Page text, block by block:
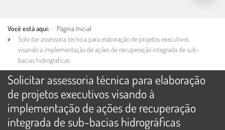
Você está aqui:
Página Inicial
Solicitar assessoria técnica para elaboração de projetos executivos
visando à implementação de ações de recuperação integrada de sub-
bacias hidrográficas
Solicitar assessoria técnica para elaboração
de projetos executivos visando à
implementação de ações de recuperação
integrada de sub-bacias hidrográficas